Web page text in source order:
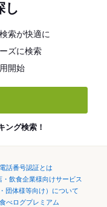
し
索が快適に
ズに検索
開始
ング検索！
話番号認証とは
・飲食企業様向けサービス
団体様等向け）について
食べログプレミアム